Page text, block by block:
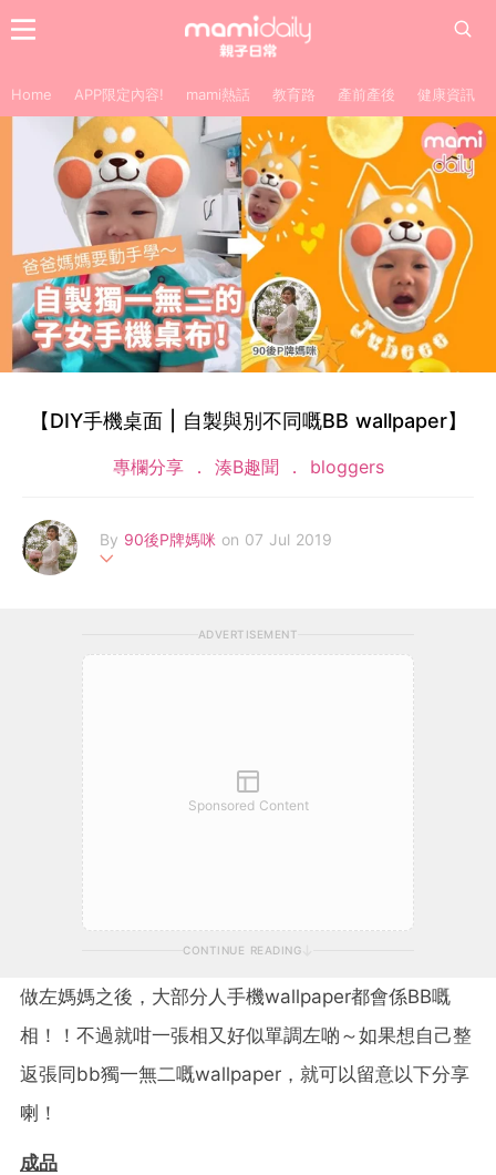
Home APP限定內容! mami熱話 教育路 產前產後 健康資訊
【DIY手機桌面 | 自製與別不同嘅BB wallpaper】
專欄分享 湊B趣聞 bloggers
By 90後P牌媽咪 on 07 Jul 2019
懷孕過程中，令我對於育兒、教導亦有多左一番心得。希望藉住文
章、Facebook Page帶到更多正面信息比一班同行者，同時記錄
我懷孕過程同寶實既一點一滴。
ADVERTISEMENT
Sponsored Content
CONTINUE READING
做左媽媽之後，大部分人手機wallpaper都會係BB嘅
相！！不過就咁一張相又好似單調左啲～如果想自己整
返張同bb獨一無二嘅wallpaper，就可以留意以下分享
喇！
成品